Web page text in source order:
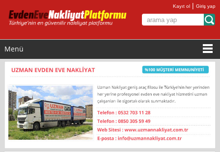
Kayıt ol |Giriş yap
Menü